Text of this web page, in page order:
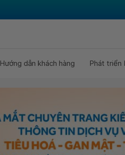
Hướng dẫn khách hàng Phát triển